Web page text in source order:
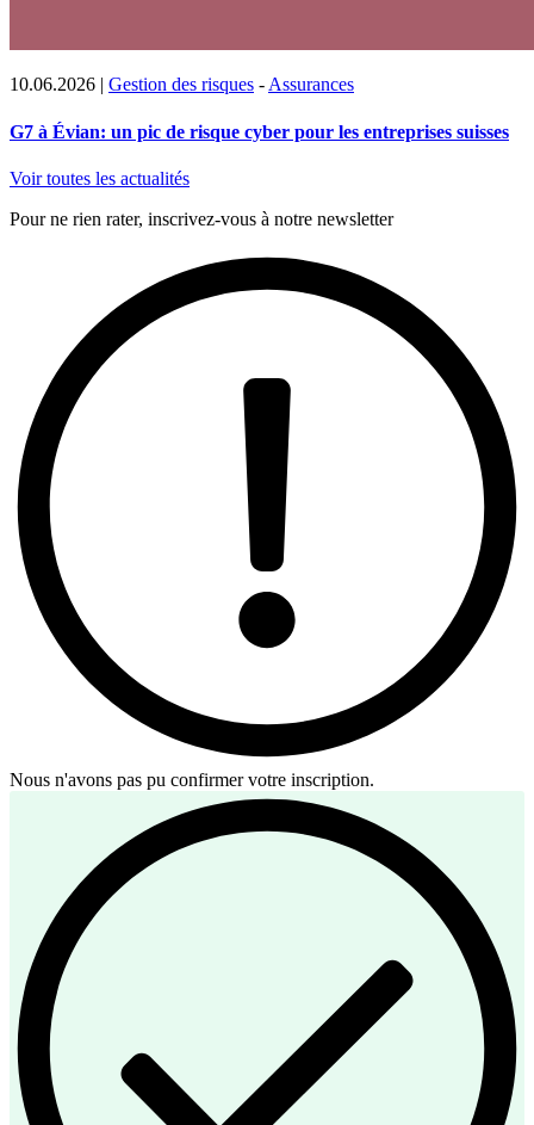
10.06.2026 | Gestion des risques - Assurances
G7 à Évian: un pic de risque cyber pour les entreprises suisses
Voir toutes les actualités
Pour ne rien rater, inscrivez-vous à notre newsletter
Nous n'avons pas pu confirmer votre inscription.